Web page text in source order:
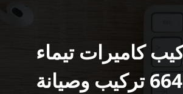
كاميرات تيماء
66428585 تركيب وصيانة